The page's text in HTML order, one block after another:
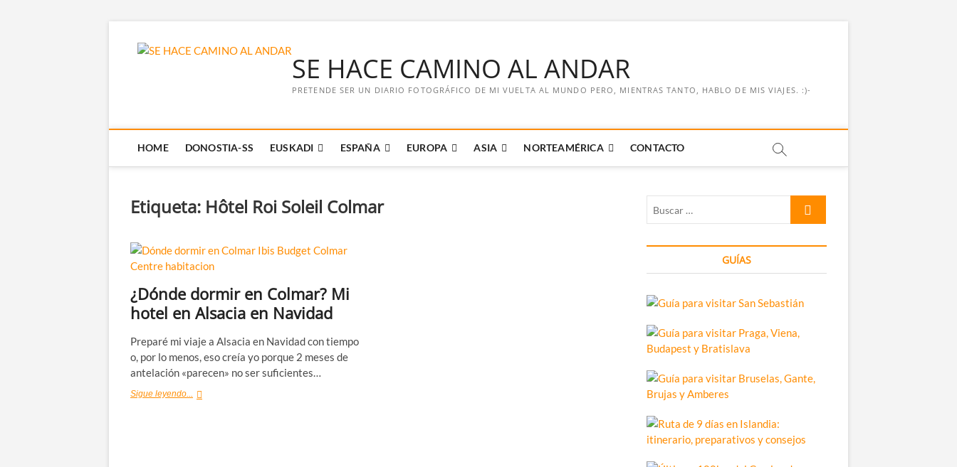
SE HACE CAMINO AL ANDAR
PRETENDE SER UN DIARIO FOTOGRÁFICO DE MI VUELTA AL MUNDO PERO, MIENTRAS TANTO, HABLO DE MIS VIAJES. :)-
HOME DONOSTIA-SS EUSKADI ESPAÑA EUROPA ASIA NORTEAMÉRICA CONTACTO
Etiqueta: Hôtel Roi Soleil Colmar
¿Dónde dormir en Colmar? Mi
hotel en Alsacia en Navidad
Preparé mi viaje a Alsacia en Navidad con tiempo
o, por lo menos, eso creía yo porque 2 meses de
antelación «parecen» no ser suficientes…
Sigue leyendo... ¿Dónde
Buscar
GUÍAS